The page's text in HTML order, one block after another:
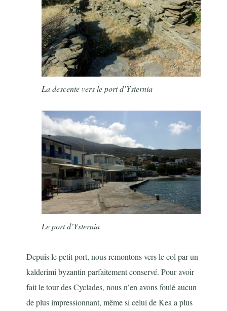
La descente vers le port d’Ysternia
Le port d’Ysternia
Depuis le petit port, nous remontons vers le col par un
kalderimi byzantin parfaitement conservé. Pour avoir
fait le tour des Cyclades, nous n’en avons foulé aucun
de plus impressionnant, même si celui de Kea a plus